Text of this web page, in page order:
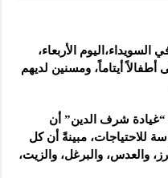
الأربعاء،
أيتاماً، ومسنين لديهم
شرف الدين” أن
على دراسة للاحتياجات، مبينةً أن كل
والعدس، والبرغل، والزيت،